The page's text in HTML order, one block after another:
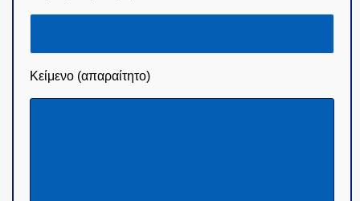
Κείμενο (απαραίτητο)